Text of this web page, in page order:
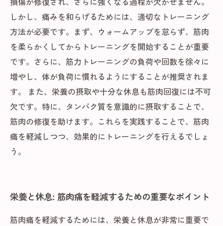
しかし、痛みを和らげるためには、適切なトレーニング
方法が必要です。まず、ウォームアップを怠らず、筋肉
を柔らかくしてからトレーニングを開始することが重要
です。さらに、筋力トレーニングの負荷や回数を徐々に
増やし、体が負荷に慣れるようにすることが推奨されま
す。 また、栄養の摂取や十分な休息も筋肉回復には不可
欠です。特に、タンパク質を意識的に摂取することで、
筋肉の修復を助けます。これらを実践することで、筋肉
痛を軽減しつつ、効果的にトレーニングを行えるでしょ
う。
栄養と休息: 筋肉痛を軽減するための重要なポイント
筋肉痛を軽減するためには、栄養と休息が非常に重要で